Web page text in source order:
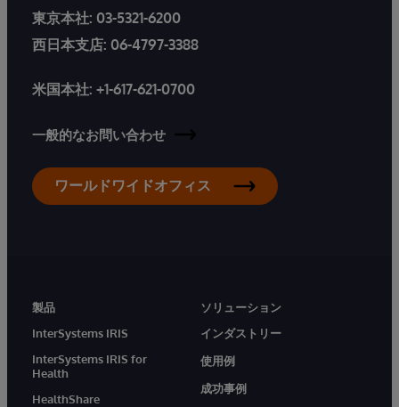
東京本社: 03-5321-6200
西日本支店: 06-4797-3388
米国本社: +1-617-621-0700
一般的なお問い合わせ
ワールドワイドオフィス
製品
InterSystems IRIS
InterSystems IRIS for
Health
HealthShare
ソリューション
インダストリー
使用例
成功事例